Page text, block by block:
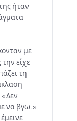
ήταν
με
είχε
τη
να βγω.»